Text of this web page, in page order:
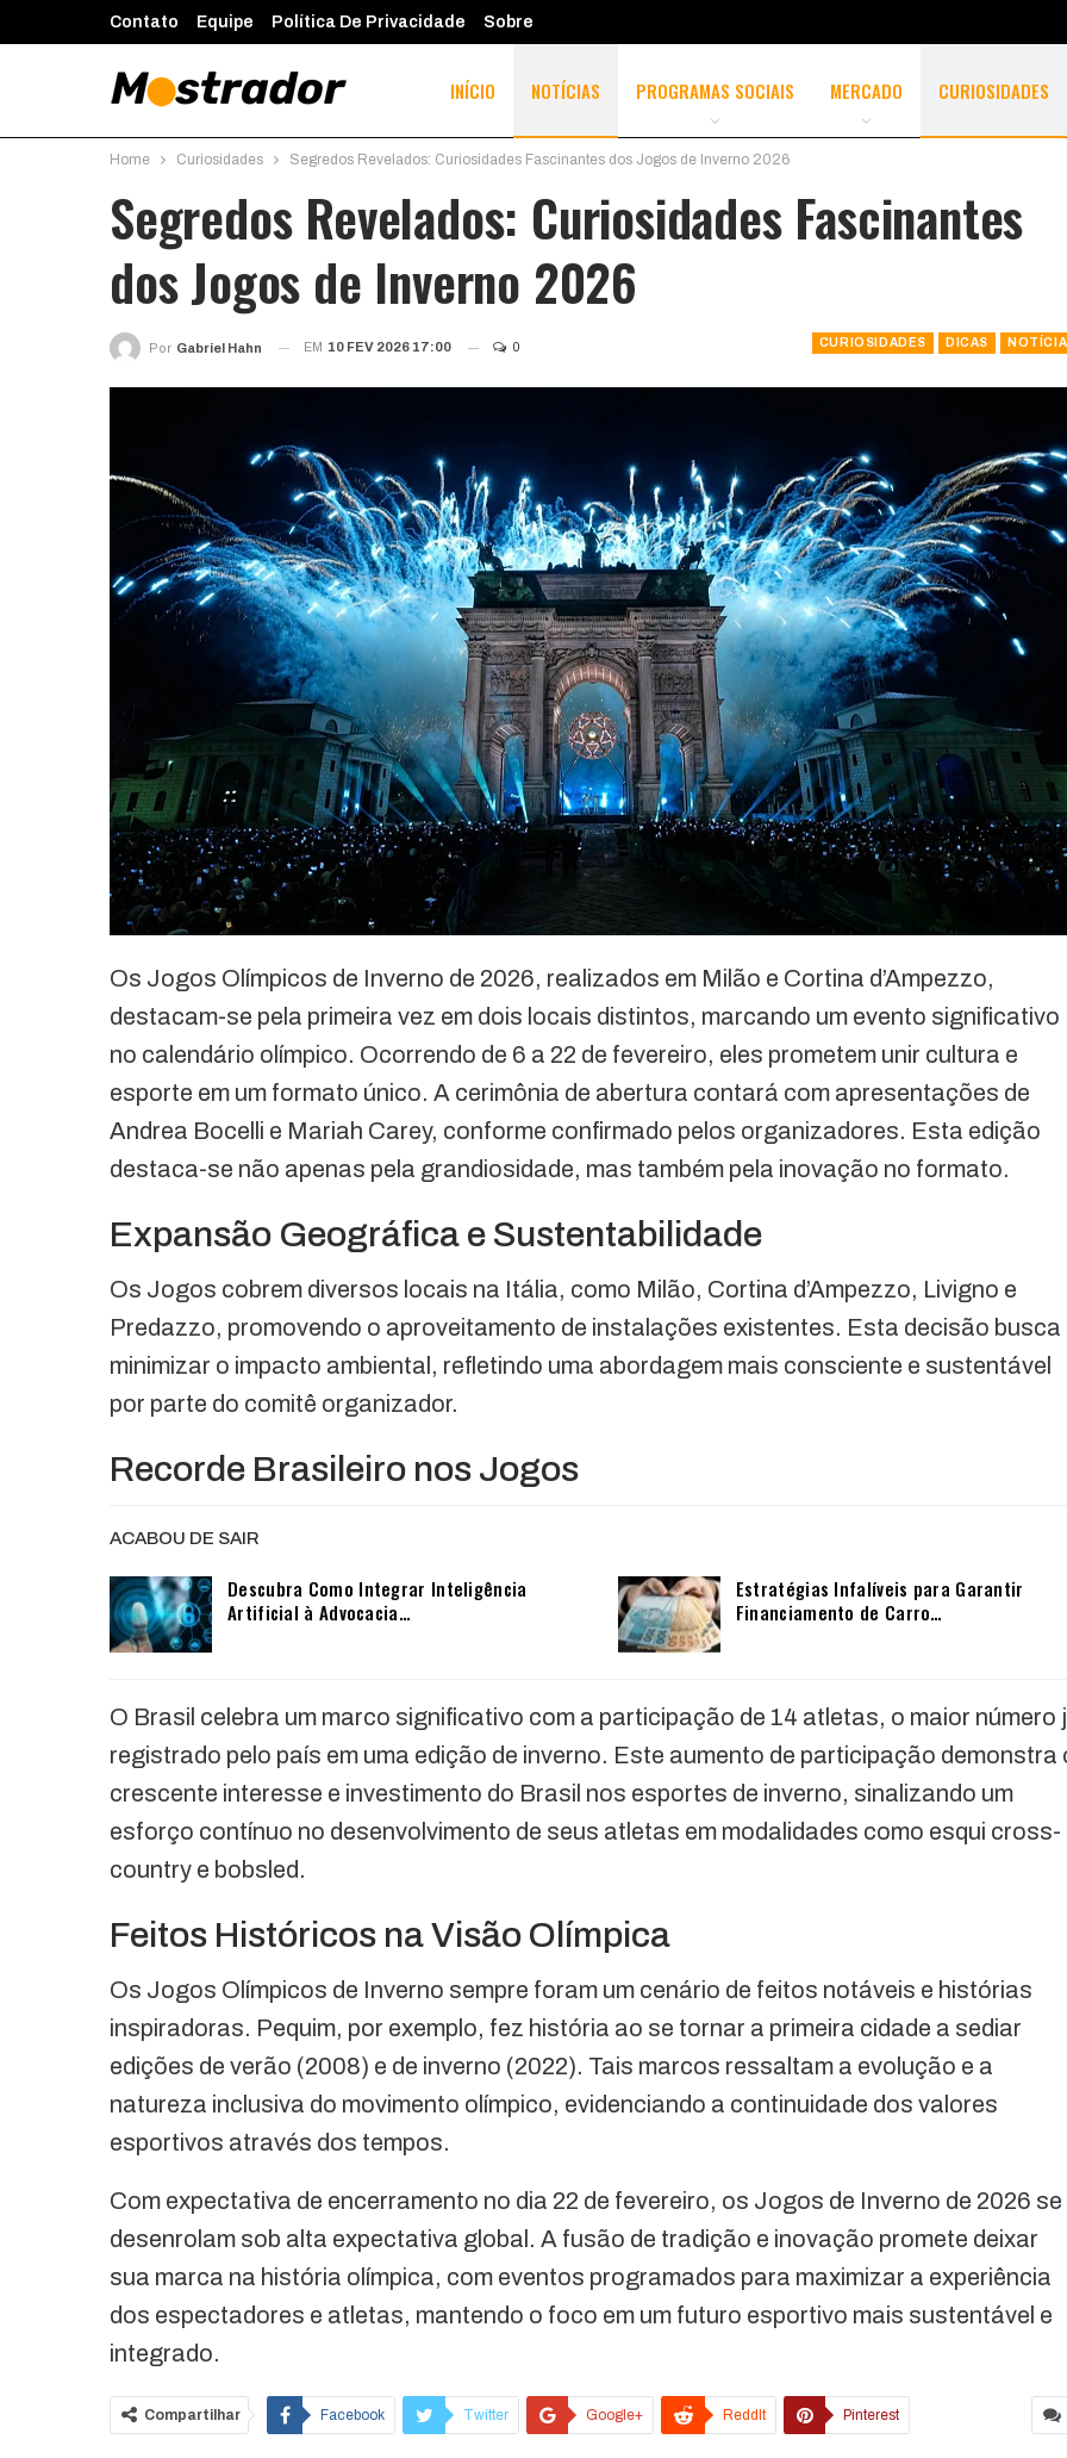
Contato Equipe Política De Privacidade Sobre
INÍCIO NOTÍCIAS PROGRAMAS SOCIAIS MERCADO CURIOSIDADES
Home Curiosidades Segredos Revelados: Curiosidades Fascinantes dos Jogos de Inverno 2026
Segredos Revelados: Curiosidades Fascinantes
dos Jogos de Inverno 2026
CURIOSIDADES DICAS
Por Gabriel Hahn EM 10 FEV 2026 17:00 0
Os Jogos Olímpicos de Inverno de 2026, realizados em Milão e Cortina d’Ampezzo,
destacam-se pela primeira vez em dois locais distintos, marcando um evento significativo
no calendário olímpico. Ocorrendo de 6 a 22 de fevereiro, eles prometem unir cultura e
esporte em um formato único. A cerimônia de abertura contará com apresentações de
Andrea Bocelli e Mariah Carey, conforme confirmado pelos organizadores. Esta edição
destaca-se não apenas pela grandiosidade, mas também pela inovação no formato.
Expansão Geográfica e Sustentabilidade
Os Jogos cobrem diversos locais na Itália, como Milão, Cortina d’Ampezzo, Livigno e
Predazzo, promovendo o aproveitamento de instalações existentes. Esta decisão busca
minimizar o impacto ambiental, refletindo uma abordagem mais consciente e sustentável
por parte do comitê organizador.
Recorde Brasileiro nos Jogos
ACABOU DE SAIR
Descubra Como Integrar Inteligência
Artificial à Advocacia…
Estratégias Infalíveis para Garantir
Financiamento de Carro…
O Brasil celebra um marco significativo com a participação de 14 atletas, o maior número
registrado pelo país em uma edição de inverno. Este aumento de participação demonstra
crescente interesse e investimento do Brasil nos esportes de inverno, sinalizando um
esforço contínuo no desenvolvimento de seus atletas em modalidades como esqui cross-
country e bobsled.
Feitos Históricos na Visão Olímpica
Os Jogos Olímpicos de Inverno sempre foram um cenário de feitos notáveis e histórias
inspiradoras. Pequim, por exemplo, fez história ao se tornar a primeira cidade a sediar
edições de verão (2008) e de inverno (2022). Tais marcos ressaltam a evolução e a
natureza inclusiva do movimento olímpico, evidenciando a continuidade dos valores
esportivos através dos tempos.
Com expectativa de encerramento no dia 22 de fevereiro, os Jogos de Inverno de 2026 se
desenrolam sob alta expectativa global. A fusão de tradição e inovação promete deixar
sua marca na história olímpica, com eventos programados para maximizar a experiência
dos espectadores e atletas, mantendo o foco em um futuro esportivo mais sustentável e
integrado.
Compartilhar Facebook Twitter Google+ ReddIt Pinterest